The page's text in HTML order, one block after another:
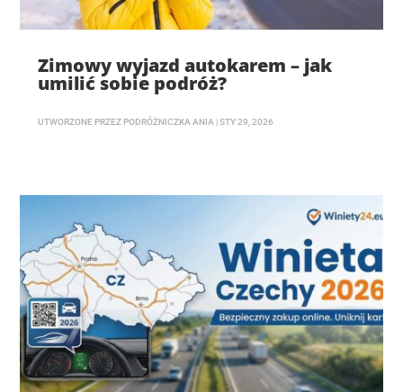
Zimowy wyjazd autokarem – jak
umilić sobie podróż?
UTWORZONE PRZEZ PODRÓŻNICZKA ANIA |STY 29, 2026